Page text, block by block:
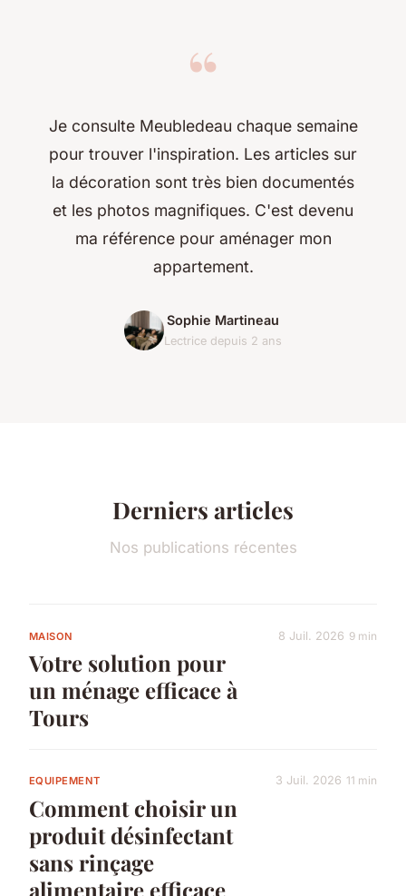
“
Je consulte Meubledeau chaque semaine
pour trouver l'inspiration. Les articles sur
la décoration sont très bien documentés
et les photos magnifiques. C'est devenu
ma référence pour aménager mon
appartement.
Sophie Martineau
Lectrice depuis 2 ans
Derniers articles
Nos publications récentes
MAISON
Votre solution pour
un ménage efficace à
Tours
8 Juil. 2026 9 min
EQUIPEMENT
Comment choisir un
produit désinfectant
sans rinçage
alimentaire efficace
3 Juil. 2026 11 min